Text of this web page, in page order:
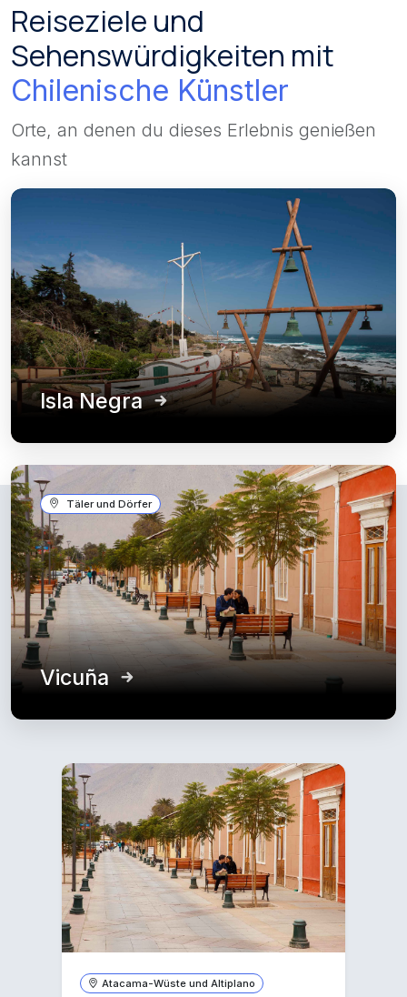
Reiseziele und
Sehenswürdigkeiten mit
Chilenische Künstler
Orte, an denen du dieses Erlebnis genießen
kannst
Isla Negra
Täler und Dörfer
Vicuña
Atacama-Wüste und Altiplano